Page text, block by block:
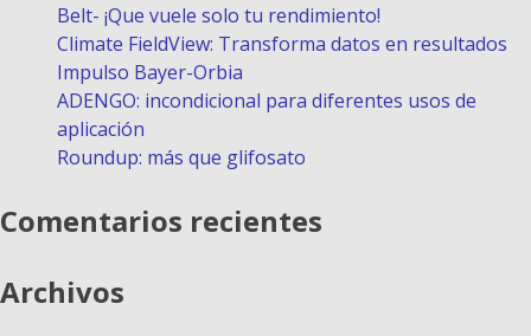
Belt- ¡Que vuele solo tu rendimiento!
Climate FieldView: Transforma datos en resultados
Impulso Bayer-Orbia
ADENGO: incondicional para diferentes usos de
aplicación
Roundup: más que glifosato
Comentarios recientes
Archivos